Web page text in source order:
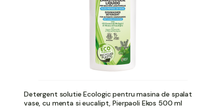
Detergent solutie Ecologic pentru masina de spalat
vase, cu menta si eucalipt, Pierpaoli Ekos 500 ml